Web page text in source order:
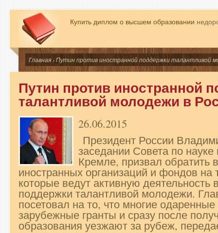
Купить диплом о высшем образовании
Главная› Путин против иностранной поддержки талантливой
Путин против иностранной
талантливой молодежи в
26.06.2015
Президент России
заседании Совета по
Кремле, призвал обратить
иностранных организаций и фондов на
которые ведут активную
поддержки талантливой молодежи.
посетовал на то, что многие
зарубежные гранты и сразу после
образования уезжают за рубеж,